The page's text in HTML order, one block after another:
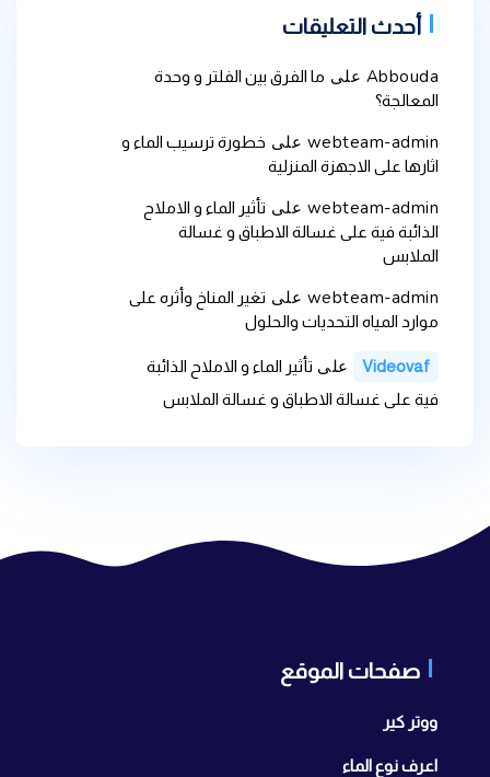
أحدث التعليقات
Abbouda على ما الفرق بين الفلتر و وحدة
المعالجة؟
webteam-admin على خطورة ترسيب الماء و
اثارها على الاجهزة المنزلية
webteam-admin على تأثير الماء و الاملاح
الذائبة فية على غسالة الاطباق و غسالة
الملابس
webteam-admin على تغير المناخ وأثره على
موارد المياه التحديات والحلول
Videovaf على تأثير الماء و الاملاح الذائبة
فية على غسالة الاطباق و غسالة الملابس
صفحات الموقع
ووتر كير
اعرف نوع الماء